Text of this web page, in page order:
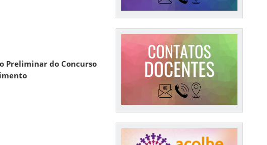
Preliminar do Concurso